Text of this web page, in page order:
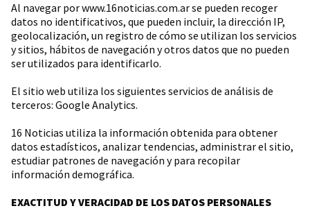
Al navegar por www.16noticias.com.ar se pueden recoger
datos no identificativos, que pueden incluir, la dirección IP,
geolocalización, un registro de cómo se utilizan los servicios
y sitios, hábitos de navegación y otros datos que no pueden
ser utilizados para identificarlo.
El sitio web utiliza los siguientes servicios de análisis de
terceros: Google Analytics.
16 Noticias utiliza la información obtenida para obtener
datos estadísticos, analizar tendencias, administrar el sitio,
estudiar patrones de navegación y para recopilar
información demográfica.
EXACTITUD Y VERACIDAD DE LOS DATOS PERSONALES